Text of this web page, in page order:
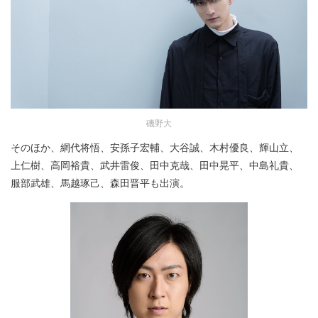
磯野大
そのほか、網代将悟、安孫子宏輔、大谷誠、木村優良、輝山立、
上仁樹、高岡裕貴、武井雷俊、田中克哉、田中晃平、中島礼貴、
服部武雄、馬越琢己、森田晋平も出演。